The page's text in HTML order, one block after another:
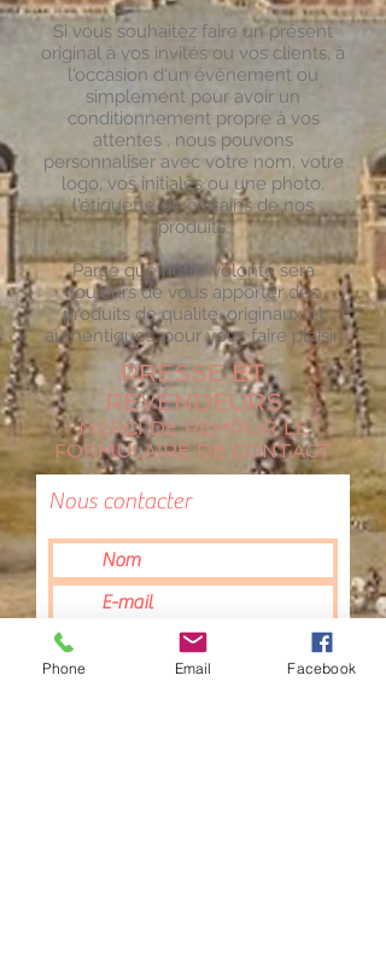
Si vous souhaitez faire un présent
original à vos invités ou vos clients, à
l'occasion d'un évènement ou
simplement pour avoir un
conditionnement propre à vos
attentes , nous pouvons
personnaliser avec votre nom, votre
logo, vos initiales ou une photo,
l'étiquette de certains de nos
produits.
Parce que notre volonté sera
toujours de vous apporter des
produits de qualité, originaux et
authentiques, pour vous faire plaisir.
PRESSE ET
REVENDEURS
MERCI DE REMPLIR LE
FORMULAIRE DE CONTACT
Nous contacter
Phone Email Facebook